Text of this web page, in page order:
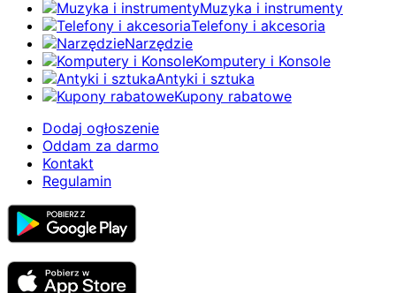
Muzyka i instrumenty
Telefony i akcesoria
Narzędzie
Komputery i Konsole
Antyki i sztuka
Kupony rabatowe
Dodaj ogłoszenie
Oddam za darmo
Kontakt
Regulamin